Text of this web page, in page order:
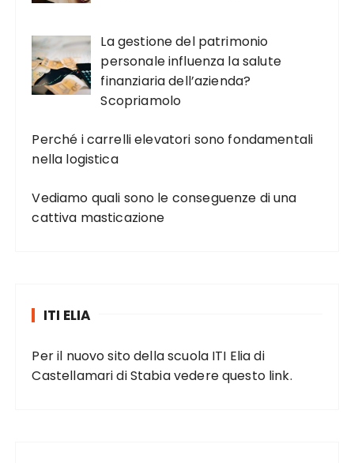
La gestione del patrimonio
personale influenza la salute
finanziaria dell’azienda?
Scopriamolo
Perché i carrelli elevatori sono fondamentali
nella logistica
Vediamo quali sono le conseguenze di una
cattiva masticazione
ITI ELIA
Per il nuovo sito della scuola ITI Elia di
Castellamari di Stabia vederequesto link.